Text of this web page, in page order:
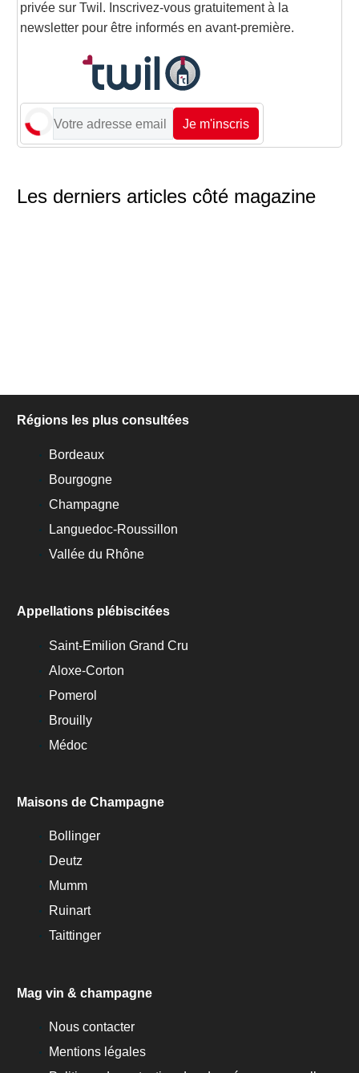
privée sur Twil. Inscrivez-vous gratuitement à la
newsletter pour être informés en avant-première.
Je m'inscris
Les derniers articles côté magazine
Régions les plus consultées
Bordeaux
Bourgogne
Champagne
Languedoc-Roussillon
Vallée du Rhône
Appellations plébiscitées
Saint-Emilion Grand Cru
Aloxe-Corton
Pomerol
Brouilly
Médoc
Maisons de Champagne
Bollinger
Deutz
Mumm
Ruinart
Taittinger
Mag vin & champagne
Nous contacter
Mentions légales